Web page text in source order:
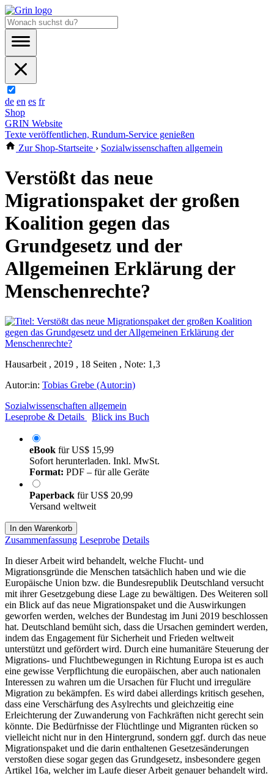
de en es fr
Shop
GRIN Website
Texte veröffentlichen, Rundum-Service genießen
Zur Shop-Startseite › Sozialwissenschaften allgemein
Verstößt das neue
Migrationspaket der großen
Koalition gegen das
Grundgesetz und der
Allgemeinen Erklärung der
Menschenrechte?
Hausarbeit , 2019 , 18 Seiten , Note: 1,3
Autor:in: Tobias Grebe (Autor:in)
Sozialwissenschaften allgemein
Leseprobe & Details
Blick ins Buch
eBook fürUS$ 15,99
Sofort herunterladen. Inkl. MwSt.
Format: PDF – für alle Geräte
Paperback fürUS$ 20,99
Versand weltweit
In den Warenkorb
Zusammenfassung Leseprobe Details
In dieser Arbeit wird behandelt, welche Flucht- und
Migrationsgründe die Menschen tatsächlich haben und wie die
Europäische Union bzw. die Bundesrepublik Deutschland versucht
mit ihrer Gesetzgebung diese Lage zu bewältigen. Des Weiteren soll
ein Blick auf das neue Migrationspaket und die Auswirkungen
geworfen werden, welches der Bundestag im Juni 2019 beschlossen
hat. Deutschland bemüht sich, dass die Ursachen gemindert werden,
indem das Engagement für Sicherheit und Frieden weltweit
unterstützt und gefördert wird. Durch eine humanitäre Steuerung der
Migrations- und Fluchtbewegungen in Richtung Europa ist es auch
eine gewisse Verpflichtung die europäischen, aber auch nationalen
Interessen zu wahren um die Ursachen für Flucht und irreguläre
Migration zu bekämpfen. Es wird dabei allerdings kritisch gesehen,
dass eine Verschärfung des Asylrechts und gleichzeitig eine
Erleichterung der Zuwanderung von Fachkräften nicht gerecht sein
könnte. Die Bedürfnisse der Flüchtlinge und Migranten rücken so
vielleicht nicht nur in den Hintergrund, sondern ggf. durch das neue
Migrationspaket und die darin enthaltenen Gesetzesänderungen
verstoßen diese sogar gegen das Grundgesetz, insbesondere gegen
Artikel 16a, welcher im Laufe dieser Arbeit genauer behandelt wird.